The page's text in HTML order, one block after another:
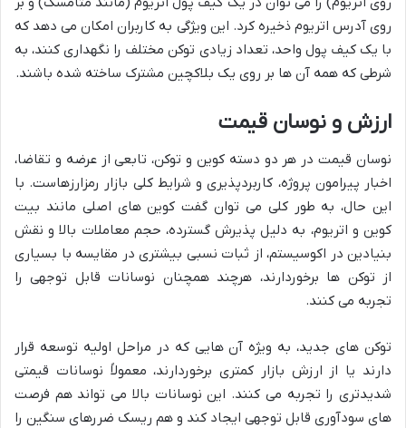
روی آدرس اتریوم ذخیره کرد. این ویژگی به کاربران امکان می دهد که
با یک کیف پول واحد، تعداد زیادی توکن مختلف را نگهداری کنند، به
شرطی که همه آن ها بر روی یک بلاکچین مشترک ساخته شده باشند.
ارزش و نوسان قیمت
نوسان قیمت در هر دو دسته کوین و توکن، تابعی از عرضه و تقاضا،
اخبار پیرامون پروژه، کاربردپذیری و شرایط کلی بازار رمزارزهاست. با
این حال، به طور کلی می توان گفت کوین های اصلی مانند بیت
کوین و اتریوم، به دلیل پذیرش گسترده، حجم معاملات بالا و نقش
بنیادین در اکوسیستم، از ثبات نسبی بیشتری در مقایسه با بسیاری
از توکن ها برخوردارند، هرچند همچنان نوسانات قابل توجهی را
تجربه می کنند.
توکن های جدید، به ویژه آن هایی که در مراحل اولیه توسعه قرار
دارند یا از ارزش بازار کمتری برخوردارند، معمولاً نوسانات قیمتی
شدیدتری را تجربه می کنند. این نوسانات بالا می تواند هم فرصت
های سودآوری قابل توجهی ایجاد کند و هم ریسک ضررهای سنگین را